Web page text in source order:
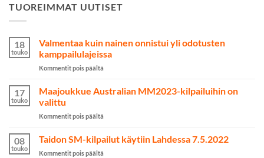
TUOREIMMAT UUTISET
18
touko
Valmentaa kuin nainen onnistui yli odotusten
kamppailulajeissa
Kommentit pois päältä
kuin
kamppailulajeissa
17
touko
Maajoukkue Australian MM2023-kilpailuihin on
valittu
Kommentit pois päältä
Australian
08
touko
Taidon SM-kilpailut käytiin Lahdessa 7.5.2022
Kommentit pois päältä